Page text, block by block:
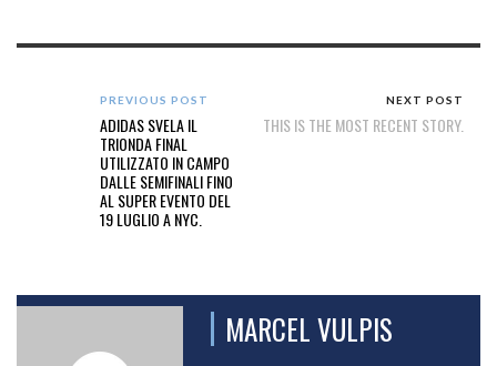
PREVIOUS POST
ADIDAS SVELA IL
TRIONDA FINAL
UTILIZZATO IN CAMPO
DALLE SEMIFINALI FINO
AL SUPER EVENTO DEL
19 LUGLIO A NYC.
NEXT POST
THIS IS THE MOST RECENT STORY.
MARCEL VULPIS